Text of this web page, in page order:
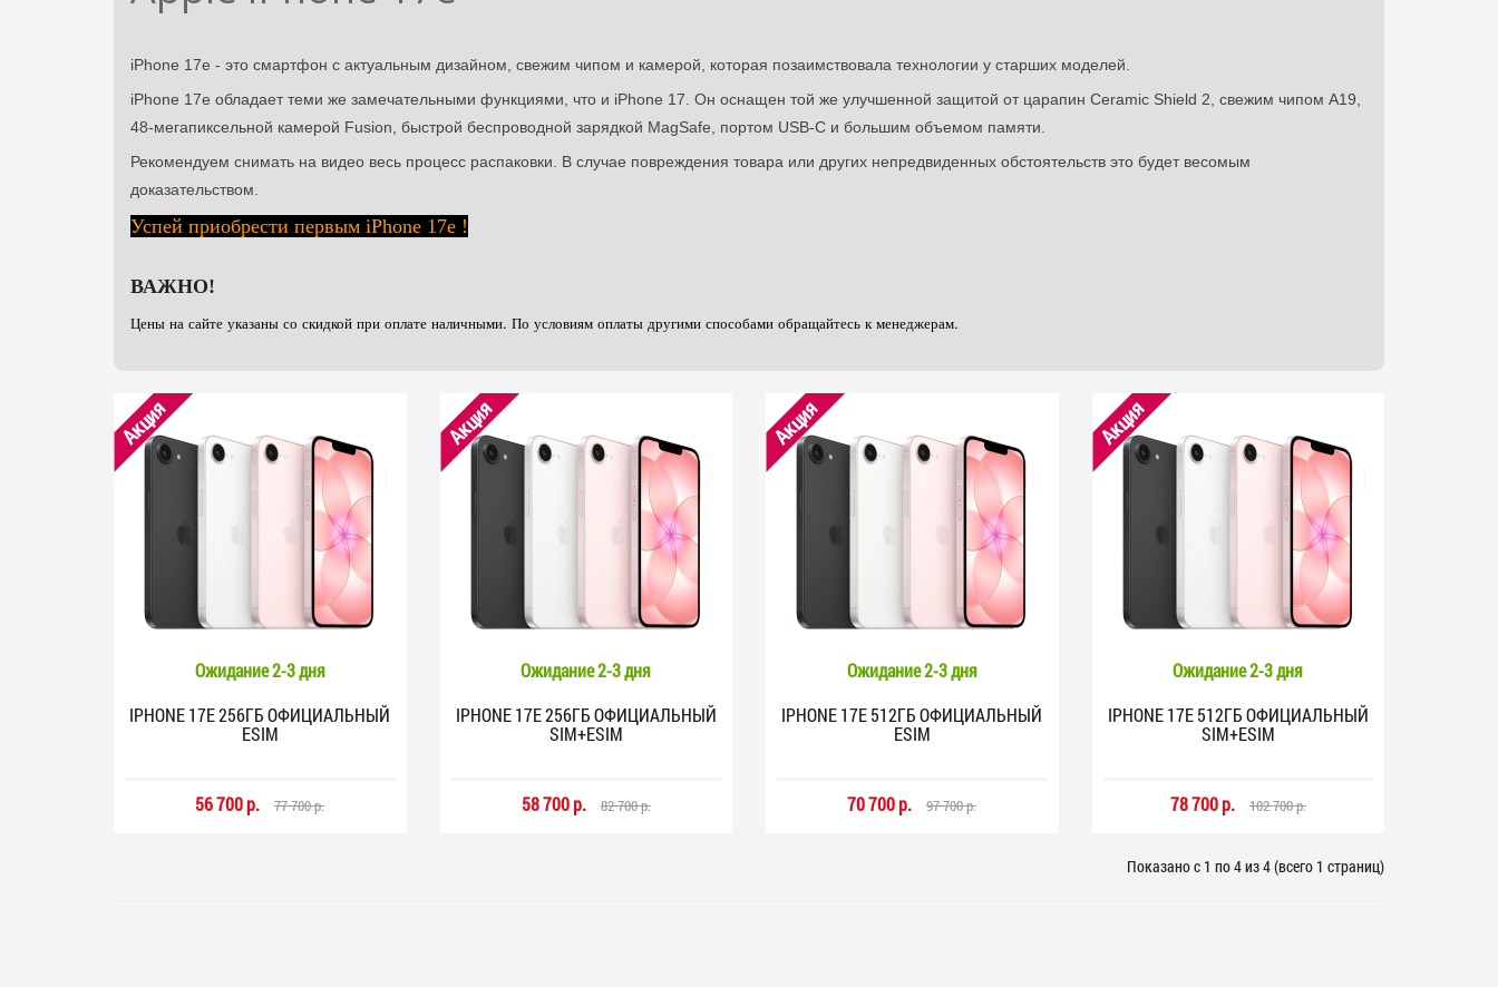
iPhone 17e - это смартфон с актуальным дизайном, свежим чипом и камерой, которая позаимствовала технологии у старших моделей.
iPhone 17e обладает теми же замечательными функциями, что и iPhone 17. Он оснащен той же улучшенной защитой от царапин Ceramic Shield 2, свежим чипом A19,
48-мегапиксельной камерой Fusion, быстрой беспроводной зарядкой MagSafe, портом USB-C и большим объемом памяти.
Рекомендуем снимать на видео весь процесс распаковки. В случае повреждения товара или других непредвиденных обстоятельств это будет весомым
доказательством.
Успей приобрести первым iPhone 17e !
ВАЖНО!
Цены на сайте указаны со скидкой при оплате наличными. По условиям оплаты другими способами обращайтесь к менеджерам.
Акция
Ожидание 2-3 дня
IPHONE 17E 256ГБ ОФИЦИАЛЬНЫЙ
ESIM
56 700 р. 77 700 р.
Акция
Ожидание 2-3 дня
IPHONE 17E 256ГБ ОФИЦИАЛЬНЫЙ
SIM+ESIM
58 700 р. 82 700 р.
Акция
Ожидание 2-3 дня
IPHONE 17E 512ГБ ОФИЦИАЛЬНЫЙ
ESIM
70 700 р. 97 700 р.
Акция
Ожидание 2-3 дня
IPHONE 17E 512ГБ ОФИЦИАЛЬНЫЙ
SIM+ESIM
78 700 р. 102 700 р.
Показано с 1 по 4 из 4 (всего 1 страниц)